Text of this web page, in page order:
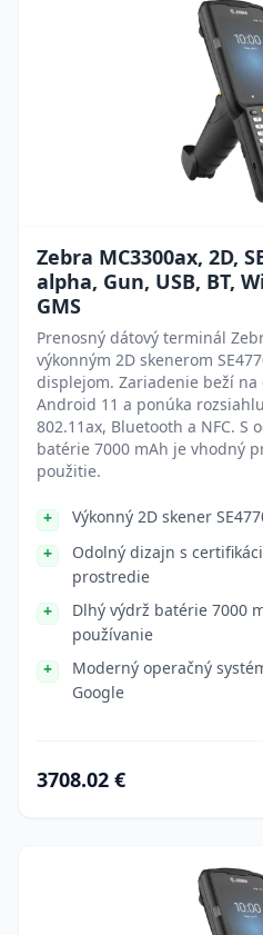
Zebra MC3300ax, 2D,
alpha, Gun, USB, BT,
GMS
Prenosný dátový terminál
výkonným 2D skenerom
displejom. Zariadenie beží na
Android 11 a ponúka
802.11ax, Bluetooth a NFC. S
batérie 7000 mAh je vhodný
použitie.
Výkonný 2D skener
Odolný dizajn s
prostredie
Dlhý výdrž batérie 7000
používanie
Moderný operačný
Google
3708.02 €